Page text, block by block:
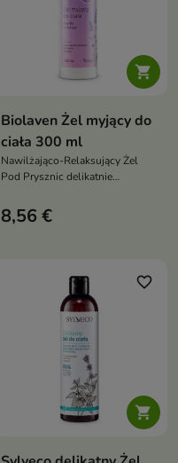

Biolaven Żel myjący do
ciała 300 ml
Nawilżająco-Relaksujący Żel
Pod Prysznic delikatnie
regenerację skóry oraz zapewnia
przyjemny lawendowo-
8,56 €

favorite_border